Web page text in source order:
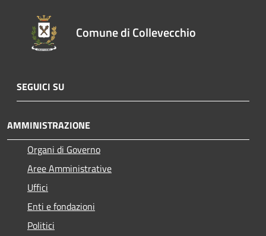
Comune di Collevecchio
SEGUICI SU
AMMINISTRAZIONE
Organi di Governo
Aree Amministrative
Uffici
Enti e fondazioni
Politici